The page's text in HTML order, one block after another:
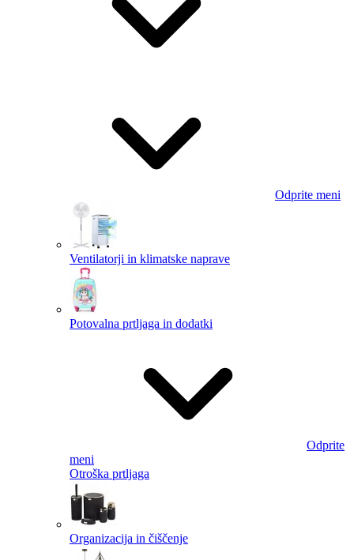
Odprite meni
Ventilatorji in klimatske naprave
Potovalna prtljaga in dodatki
Odprite
meni
Otroška prtljaga
Organizacija in čiščenje